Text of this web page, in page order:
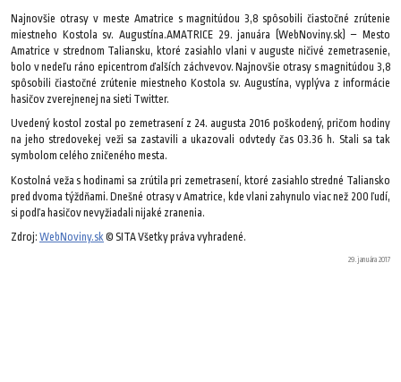
Najnovšie otrasy v meste Amatrice s magnitúdou 3,8 spôsobili čiastočné zrútenie
miestneho Kostola sv. Augustína.AMATRICE 29. januára (WebNoviny.sk) – Mesto
Amatrice v strednom Taliansku, ktoré zasiahlo vlani v auguste ničivé zemetrasenie,
bolo v nedeľu ráno epicentrom ďalších záchvevov. Najnovšie otrasy s magnitúdou 3,8
spôsobili čiastočné zrútenie miestneho Kostola sv. Augustína, vyplýva z informácie
hasičov zverejnenej na sieti Twitter.
Uvedený kostol zostal po zemetrasení z 24. augusta 2016 poškodený, pričom hodiny
na jeho stredovekej veži sa zastavili a ukazovali odvtedy čas 03.36 h. Stali sa tak
symbolom celého zničeného mesta.
Kostolná veža s hodinami sa zrútila pri zemetrasení, ktoré zasiahlo stredné Taliansko
pred dvoma týždňami. Dnešné otrasy v Amatrice, kde vlani zahynulo viac než 200 ľudí,
si podľa hasičov nevyžiadali nijaké zranenia.
Zdroj: WebNoviny.sk© SITA Všetky práva vyhradené.
29. januára 2017